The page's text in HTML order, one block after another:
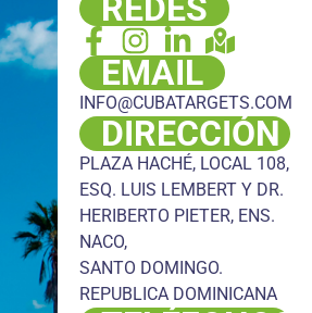
EMAIL
INFO@CUBATARGETS.COM
DIRECCIÓN
PLAZA HACHÉ, LOCAL 108,
ESQ. LUIS LEMBERT Y DR.
HERIBERTO PIETER, ENS.
NACO,
SANTO DOMINGO.
REPUBLICA DOMINICANA